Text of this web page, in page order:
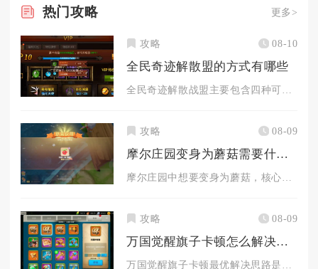
热门攻略 更多>
攻略 08-10
全民奇迹解散盟的方式有哪些
攻略 08-09
摩尔庄园变身为蘑菇需要什么步骤
攻略 08-09
万国觉醒旗子卡顿怎么解决较好